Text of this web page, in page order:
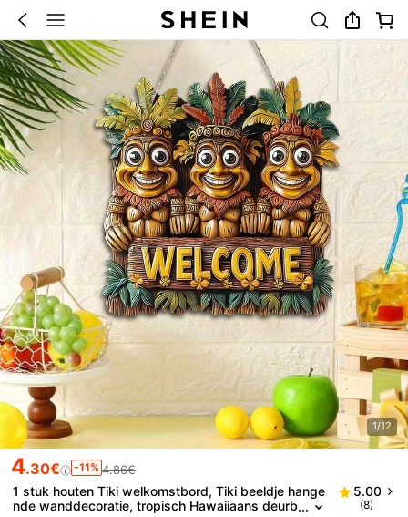
1/12
4.30€ -11% 4.86€
1 stuk houten Tiki welkomstbord, Tiki beeldje hange
nde wanddecoratie, tropisch Hawaiiaans deurb
5.00
(8)